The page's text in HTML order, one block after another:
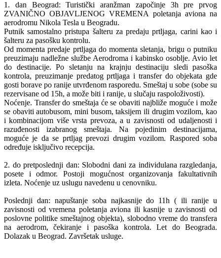
1. dan Beograd: Turistički aranžman započinje 3h pre prvog
ZVANIČNO OBJAVLJENOG VREMENA poletanja aviona na
aerodromu Nikola Tesla u Beogradu.
Putnik samostalno pristupa šalteru za predaju prtljaga, carini kao i
šalteru za pasošku kontrolu.
Od momenta predaje prtljaga do momenta sletanja, brigu o putniku
preuzimaju nadležne službe Aerodroma i kabinsko osoblje. Avio let
do destinacije. Po sletanju na krajnju destinaciju sledi pasoška
kontrola, preuzimanje predatog prtljaga i transfer do objekata gde
gosti borave po ranije utvrđenom rasporedu. Smeštaj u sobe (sobe su
rezervisane od 15h, a može biti i ranije, u slučaju raspoloživosti).
Noćenje. Transfer do smeštaja će se obaviti najbliže moguće i može
se obaviti autobusom, mini busom, taksijem ili drugim vozilom, kao
i kombinacijom više vrsta prevoza, a u zavisnosti od udaljenosti i
razuđenosti izabranog smeštaja. Na pojedinim destinacijama,
moguće je da se prtljag prevozi drugim vozilom. Raspored soba
određuje isključivo recepcija.
2. do pretposlednji dan: Slobodni dani za individulana razgledanja,
posete i odmor. Postoji mogućnost organizovanja fakultativnih
izleta. Noćenje uz uslugu navedenu u cenovniku.
Poslednji dan: napuštanje soba najkasnije do 11h ( ili ranije u
zavisnosti od vremena poletanja aviona ili kasnije u zavisnosti od
poslovne politike smeštajnog objekta), slobodno vreme do transfera
na aerodrom, čekiranje i pasoška kontrola. Let do Beograda.
Dolazak u Beograd. Završetak usluge.